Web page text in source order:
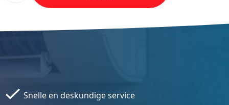
Snelle en deskundige service